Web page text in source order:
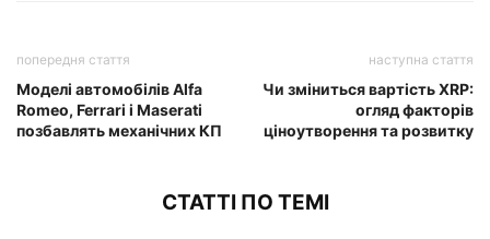
попередня стаття
Моделі автомобілів Alfa
Romeo, Ferrari і Maserati
позбавлять механічних КП
наступна стаття
Чи зміниться вартість XRP:
огляд факторів
ціноутворення та розвитку
СТАТТІ ПО ТЕМІ